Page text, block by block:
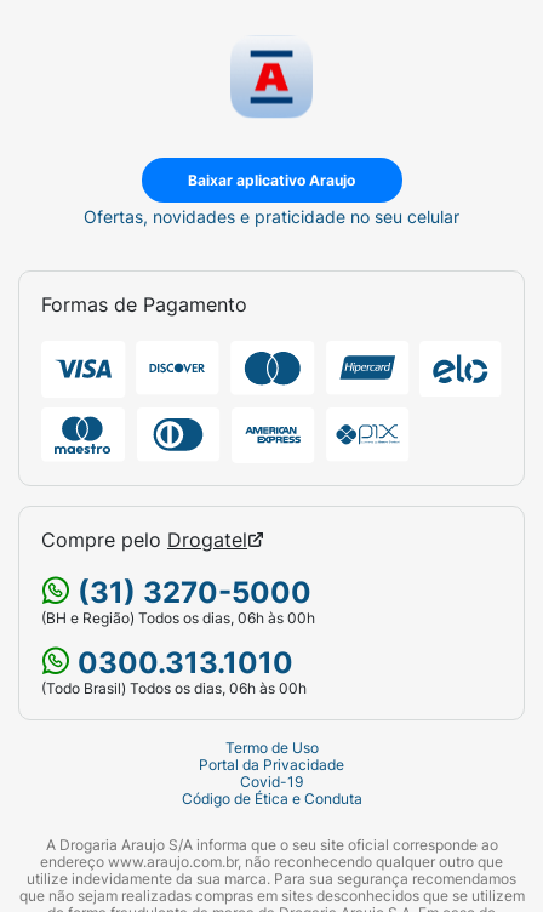
Baixar aplicativo Araujo
Ofertas, novidades e praticidade no seu celular
Formas de Pagamento
Compre pelo Drogatel
(31) 3270-5000
(BH e Região) Todos os dias, 06h às 00h
0300.313.1010
(Todo Brasil) Todos os dias, 06h às 00h
Termo de Uso
Portal da Privacidade
Covid-19
Código de Ética e Conduta
A Drogaria Araujo S/A informa que o seu site oficial corresponde ao
endereço www.araujo.com.br, não reconhecendo qualquer outro que
utilize indevidamente da sua marca. Para sua segurança recomendamos
que não sejam realizadas compras em sites desconhecidos que se utilizem